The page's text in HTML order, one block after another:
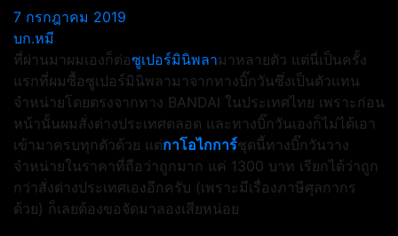
7 กรกฎาคม 2019
บก.หมี
ที่ผ่านมาผมเองก็ต่อซูเปอร์มินิพลามาหลายตัว แต่นี่เป็นครั้ง
แรกที่ผมซื้อซูเปอร์มินิพลามาจากทางบิ๊กวันซึ่งเป็นตัวแทน
จำหน่ายโดยตรงจากทาง BANDAI ในประเทศไทย เพราะก่อน
หน้านั้นผมสั่งต่างประเทศตลอด และทางบิ๊กวันเองก็ไม่ได้เอา
เข้ามาครบทุกตัวด้วย แต่กาโอไกการ์ชุดนี้ทางบิ๊กวันวาง
จำหน่ายในราคาที่ถือว่าถูกมาก แค่ 1300 บาท เรียกได้ว่าถูก
กว่าสั่งต่างประเทศเองอีกครับ (เพราะมีเรื่องภาษีศุลกากร
ด้วย) ก็เลยต้องขอจัดมาลองเสียหน่อย